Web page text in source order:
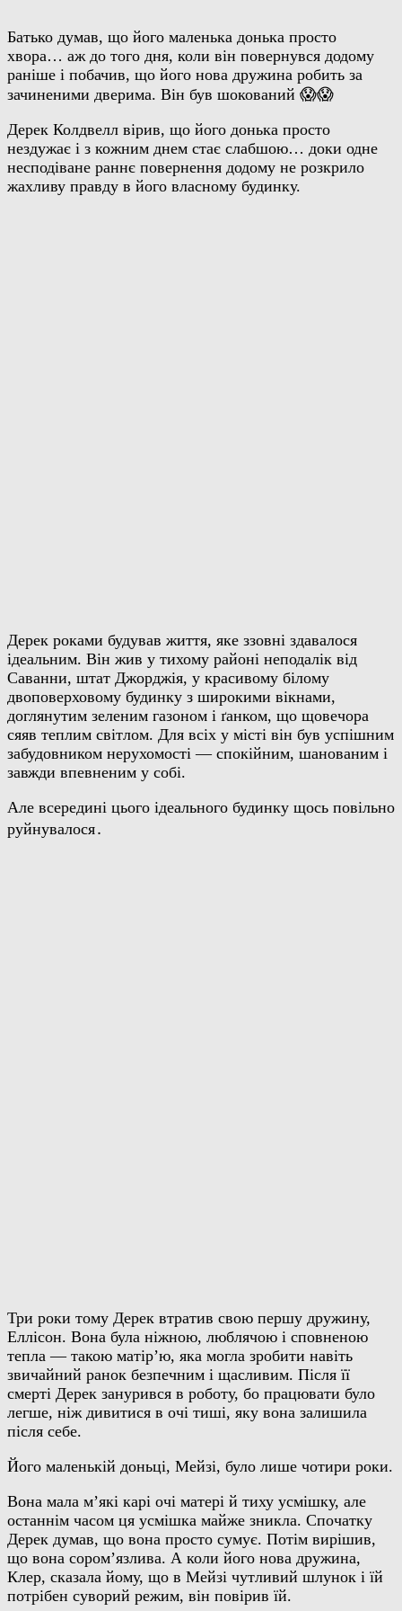
Батько думав, що його маленька донька просто
хвора… аж до того дня, коли він повернувся додому
раніше і побачив, що його нова дружина робить за
зачиненими дверима. Він був шокований 😱😱
Дерек Колдвелл вірив, що його донька просто
нездужає і з кожним днем стає слабшою… доки одне
несподіване раннє повернення додому не розкрило
жахливу правду в його власному будинку.
Дерек роками будував життя, яке ззовні здавалося
ідеальним. Він жив у тихому районі неподалік від
Саванни, штат Джорджія, у красивому білому
двоповерховому будинку з широкими вікнами,
доглянутим зеленим газоном і ґанком, що щовечора
сяяв теплим світлом. Для всіх у місті він був успішним
забудовником нерухомості — спокійним, шанованим і
завжди впевненим у собі.
Але всередині цього ідеального будинку щось повільно
руйнувалося․
Три роки тому Дерек втратив свою першу дружину,
Еллісон. Вона була ніжною, люблячою і сповненою
тепла — такою матір’ю, яка могла зробити навіть
звичайний ранок безпечним і щасливим. Після її
смерті Дерек занурився в роботу, бо працювати було
легше, ніж дивитися в очі тиші, яку вона залишила
після себе.
Його маленькій доньці, Мейзі, було лише чотири роки.
Вона мала м’які карі очі матері й тиху усмішку, але
останнім часом ця усмішка майже зникла. Спочатку
Дерек думав, що вона просто сумує. Потім вирішив,
що вона сором’язлива. А коли його нова дружина,
Клер, сказала йому, що в Мейзі чутливий шлунок і їй
потрібен суворий режим, він повірив їй.